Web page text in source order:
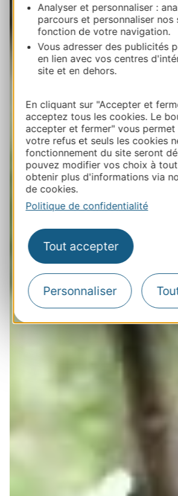
Analyser et personnaliser :
parcours et personnaliser nos
fonction de votre navigation.
Vous adresser des publicités
en lien avec vos centres
site et en dehors.
En cliquant sur "Accepter et
acceptez tous les cookies. Le
accepter et fermer" vous
votre refus et seuls les cookies
fonctionnement du site seront
pouvez modifier vos choix à
obtenir plus d'informations via
de cookies.
Politique de confidentialité
Tout accepter
Personnaliser